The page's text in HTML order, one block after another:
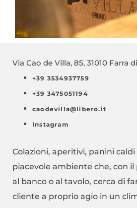
Via Cao de Villa, 85, 31010 Farra
+39 3534937759
+39 3475051194
caodevilla@libero.it
Instagram
Colazioni, aperitivi, panini
piacevole ambiente che, con il
al banco o al tavolo, cerca di
cliente a proprio agio in un